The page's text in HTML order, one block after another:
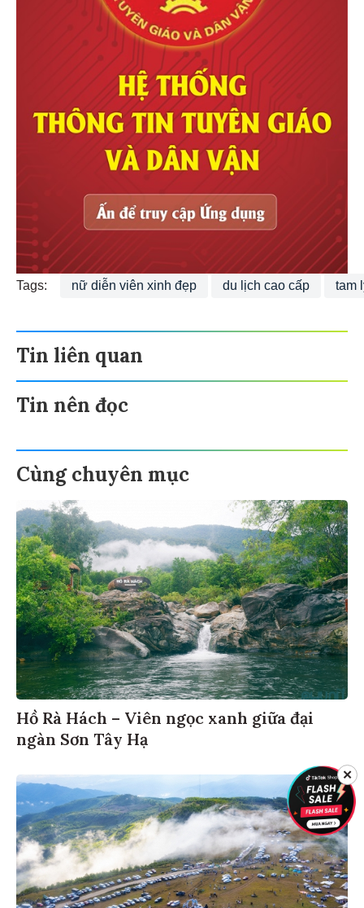
Tags: nữ diễn viên xinh đẹp du lịch cao cấp tam
Tin liên quan
Tin nên đọc
Cùng chuyên mục
Hồ Rà Hách – Viên ngọc xanh giữa đại
ngàn Sơn Tây Hạ
✕